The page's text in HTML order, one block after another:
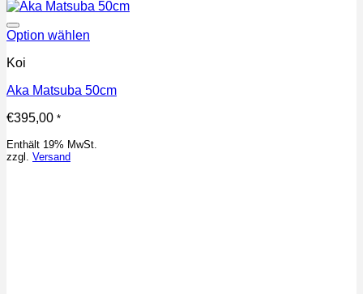
Option wählen
Koi
Aka Matsuba 50cm
€395,00 *
Enthält 19% MwSt.
zzgl. Versand